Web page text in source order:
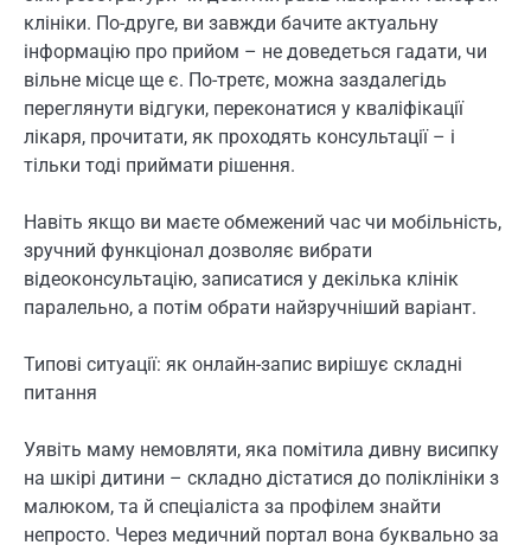
клініки. По-друге, ви завжди бачите актуальну
інформацію про прийом – не доведеться гадати, чи
вільне місце ще є. По-третє, можна заздалегідь
переглянути відгуки, переконатися у кваліфікації
лікаря, прочитати, як проходять консультації – і
тільки тоді приймати рішення.
Навіть якщо ви маєте обмежений час чи мобільність,
зручний функціонал дозволяє вибрати
відеоконсультацію, записатися у декілька клінік
паралельно, а потім обрати найзручніший варіант.
Типові ситуації: як онлайн-запис вирішує складні
питання
Уявіть маму немовляти, яка помітила дивну висипку
на шкірі дитини – складно дістатися до поліклініки з
малюком, та й спеціаліста за профілем знайти
непросто. Через медичний портал вона буквально за